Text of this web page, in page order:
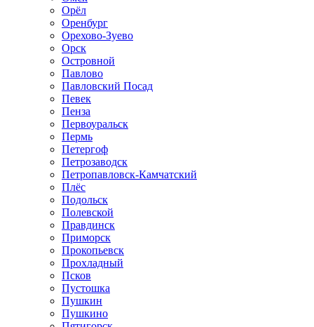
Орёл
Оренбург
Орехово-Зуево
Орск
Островной
Павлово
Павловский Посад
Певек
Пенза
Первоуральск
Пермь
Петергоф
Петрозаводск
Петропавловск-Камчатский
Плёс
Подольск
Полевской
Правдинск
Приморск
Прокопьевск
Прохладный
Псков
Пустошка
Пушкин
Пушкино